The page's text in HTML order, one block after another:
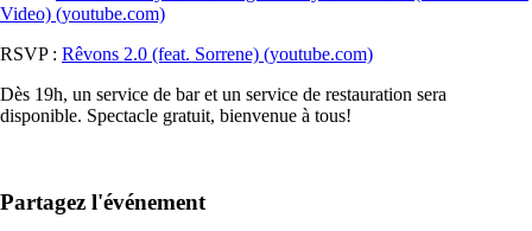
Video) (youtube.com)
RSVP : Rêvons 2.0 (feat. Sorrene) (youtube.com)
Dès 19h, un service de bar et un service de restauration sera
disponible. Spectacle gratuit, bienvenue à tous!
Partagez l'événement